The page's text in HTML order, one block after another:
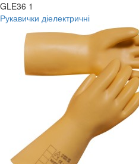
GLE36 1
Рукавички діелектричні